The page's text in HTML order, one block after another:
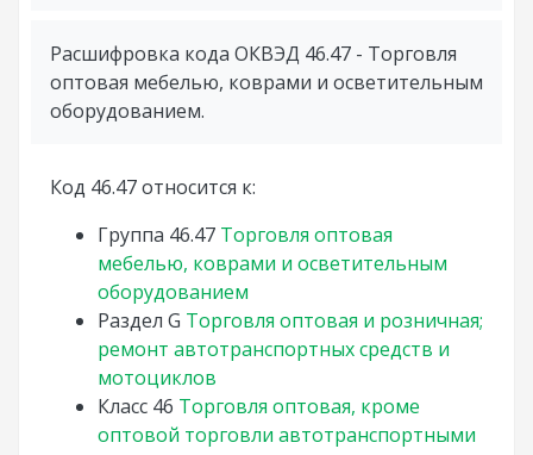
Расшифровка кода ОКВЭД 46.47 - Торговля
оптовая мебелью, коврами и осветительным
оборудованием.
Код 46.47 относится к:
Группа 46.47 Торговля оптовая
мебелью, коврами и осветительным
оборудованием
Раздел G Торговля оптовая и розничная;
ремонт автотранспортных средств и
мотоциклов
Класс 46 Торговля оптовая, кроме
оптовой торговли автотранспортными